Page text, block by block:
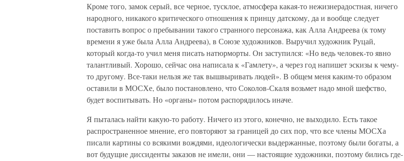
Кроме того, замок серый, все черное, тусклое, атмосфера какая-то нежизнерадостная, ничего
народного, никакого критического отношения к принцу датскому, да и вообще следует
поставить вопрос о пребывании такого странного персонажа, как Алла Андреева (к тому
времени я уже была Алла Андреева), в Союзе художников. Выручил художник Руцай,
который когда-то учил меня писать натюрморты. Он заступился: «Но ведь человек-то явно
талантливый. Хорошо, сейчас она написала к «Гамлету», а через год напишет эскизы к чему-
то другому. Все-таки нельзя же так вышвыривать людей». В общем меня каким-то образом
оставили в МОСХе, было постановлено, что Соколов-Скаля возьмет надо мной шефство,
будет воспитывать. Но «органы» потом распорядилось иначе.
Я пыталась найти какую-то работу. Ничего из этого, конечно, не выходило. Есть такое
распространенное мнение, его повторяют за границей до сих пор, что все члены МОСХа
писали картины со всякими вождями, идеологически выдержанные, поэтому были богаты, а
вот будущие диссиденты заказов не имели, они — настоящие художники, поэтому бились где-